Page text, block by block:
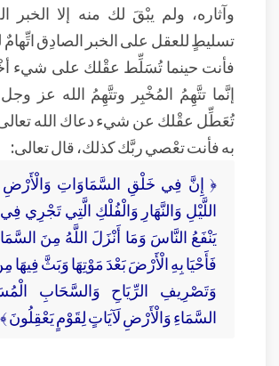
وآثاره، ولم يبْقَ لك منه إلا الخبر
تسليطٍ للعقل على الخبر الصادِق اتِّهامٌ
فأنت حينما تُسَلِّط عقْلك على شيء
إنَّما تتَّهِمُ المُخْبِر وتتَّهِمُ الله عز
تُعَطِّل عقْلك عن شيء دعاك الله تعالى
به فأنت تعْصي ربَّك كذلك، قال تعالى:
﴿ إِنَّ فِي خَلْقِ السَّمَاوَاتِ وَالْأَرْضِ
اللَّيْلِ وَالنَّهَارِ وَالْفُلْكِ الَّتِي تَجْرِي فِي
يَنْفَعُ النَّاسَ وَمَا أَنْزَلَ اللَّهُ مِنَ
فَأَحْيَا بِهِ الْأَرْضَ بَعْدَ مَوْتِهَا وَبَثَّ فِيهَا
وَتَصْرِيفِ الرِّيَاحِ وَالسَّحَابِ
السَّمَاءِ وَالْأَرْضِ لَآيَاتٍ لِقَوْمٍ يَعْقِلُونَ ﴾